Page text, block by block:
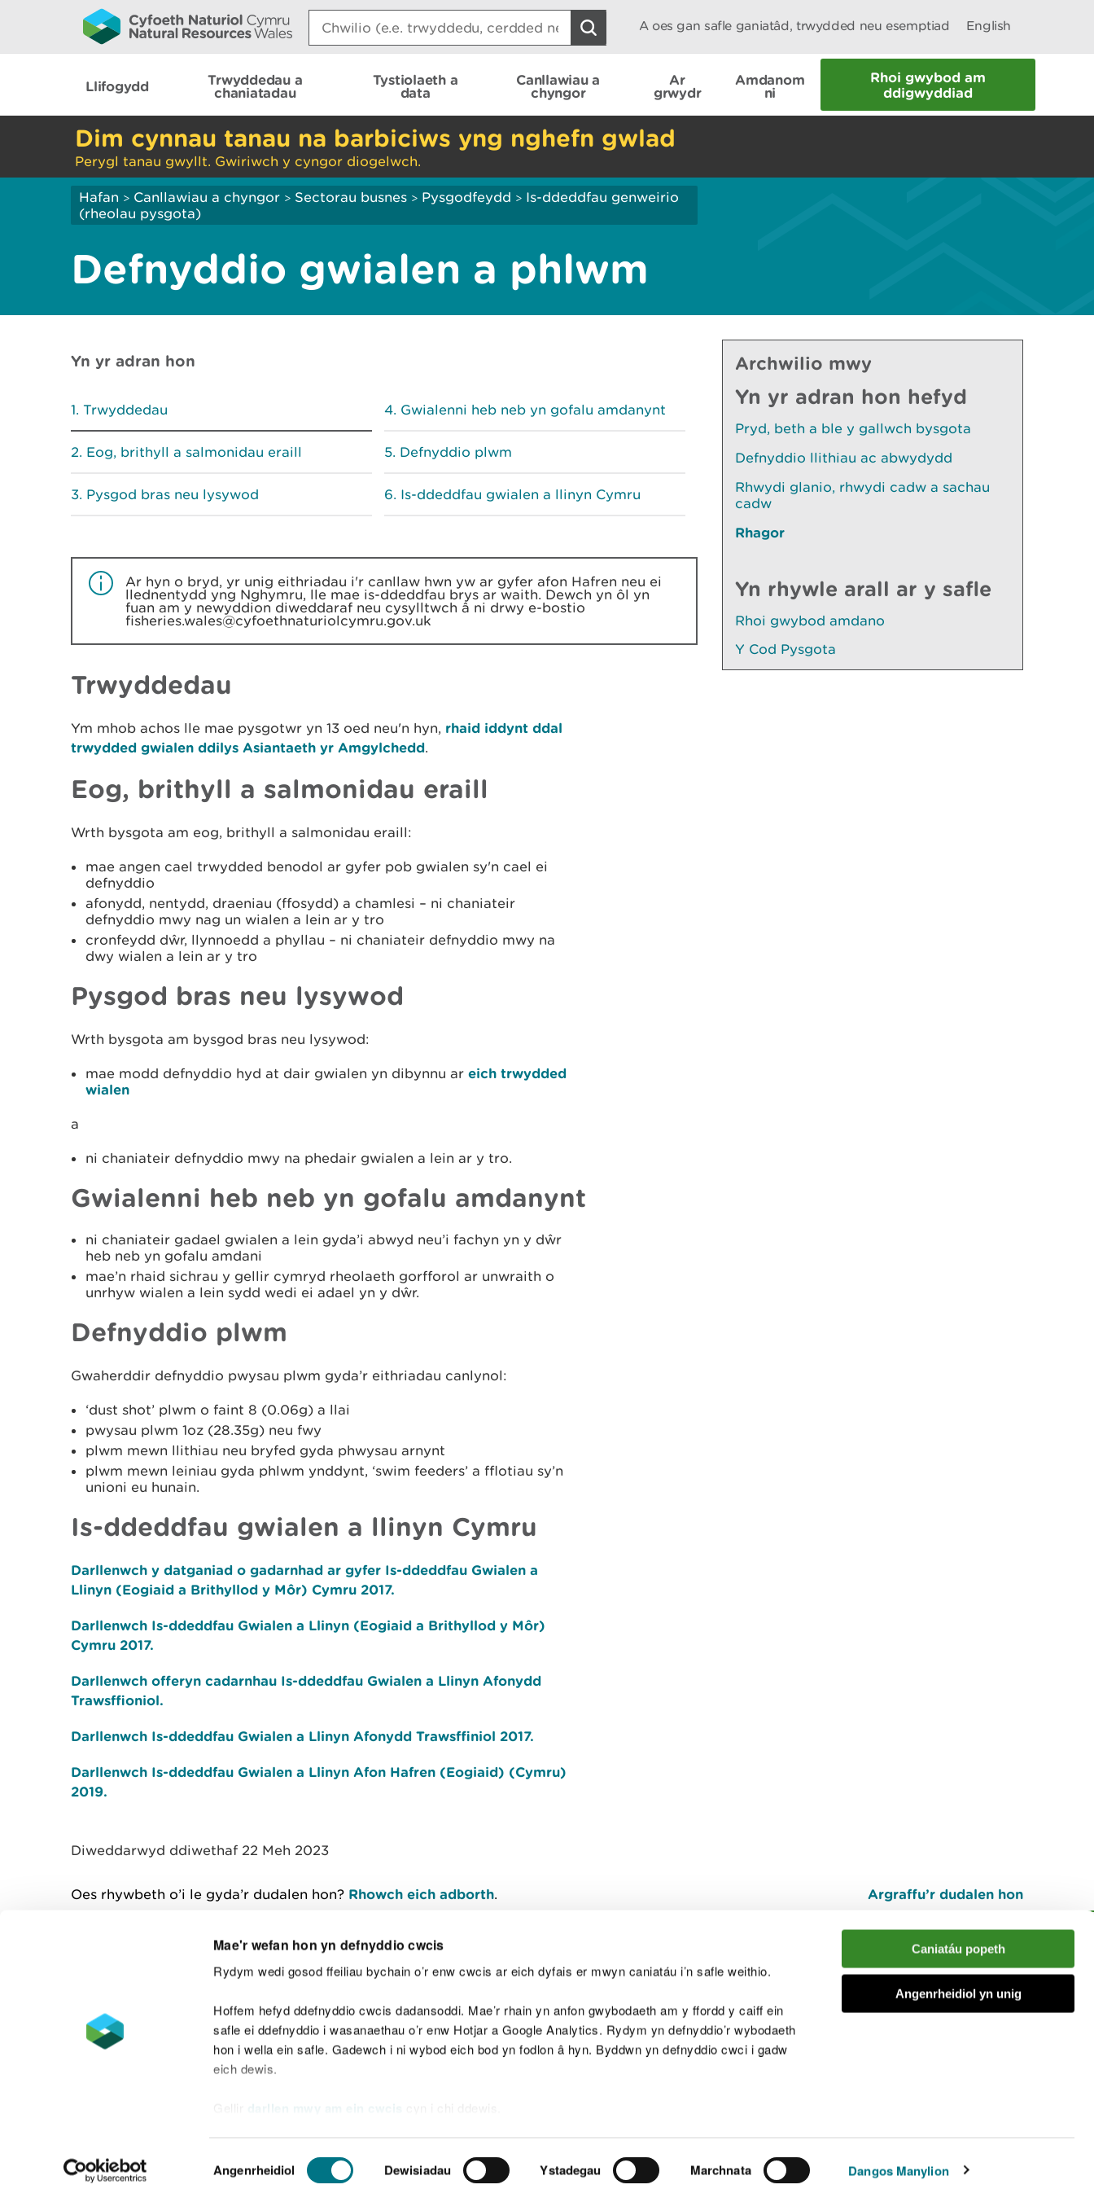
Mae'r wefan hon yn defnyddio cwcis
Rydym wedi gosod ffeiliau bychain o’r enw cwcis ar eich dyfais er mwyn caniatáu i’n safle weithio.
Hoffem hefyd ddefnyddio cwcis dadansoddi. Mae’r rhain yn anfon gwybodaeth am y ffordd y caiff ein
safle ei ddefnyddio i wasanaethau o’r enw Hotjar a Google Analytics. Rydym yn defnyddio’r wybodaeth
hon i wella ein safle. Gadewch i ni wybod eich bod yn fodlon â hyn. Byddwn yn defnyddio cwci i gadw
eich dewis.
darllen mwy am ein cwcis
Caniatâd
Angenrheidiol Dewisiadau Ystadegau Marchnata Dangos Manylion
Caniatáu popeth
Angenrheidiol yn unig
Search:
A oes gan safle ganiatâd, trwydded neu esemptiad English
Llifogydd
Trwyddedau a
chaniatadau
Tystiolaeth a
data
Canllawiau a
chyngor
Ar
grwydr
Amdanom
ni
Rhoi gwybod am
ddigwyddiad
Dim cynnau tanau na barbiciws yng nghefn gwlad
Perygl tanau gwyllt. Gwiriwch y cyngor diogelwch.
Hafan > Canllawiau a chyngor > Sectorau busnes > Pysgodfeydd > Is-ddeddfau genweirio
(rheolau pysgota)
Defnyddio gwialen a phlwm
Yn yr adran hon
Trwyddedau
Eog, brithyll a salmonidau eraill
Pysgod bras neu lysywod
Gwialenni heb neb yn gofalu amdanynt
Defnyddio plwm
Is-ddeddfau gwialen a llinyn Cymru
Ar hyn o bryd, yr unig eithriadau i'r canllaw hwn yw ar gyfer afon Hafren neu ei
llednentydd yng Nghymru, lle mae is-ddeddfau brys ar waith. Dewch yn ôl yn
fuan am y newyddion diweddaraf neu cysylltwch â ni drwy e-bostio
fisheries.wales@cyfoethnaturiolcymru.gov.uk
Trwyddedau
Ym mhob achos lle mae pysgotwr yn 13 oed neu'n hyn, rhaid iddynt ddal
trwydded gwialen ddilys Asiantaeth yr Amgylchedd.
Eog, brithyll a salmonidau eraill
Wrth bysgota am eog, brithyll a salmonidau eraill:
mae angen cael trwydded benodol ar gyfer pob gwialen sy'n cael ei
defnyddio
afonydd, nentydd, draeniau (ffosydd) a chamlesi – ni chaniateir
defnyddio mwy nag un wialen a lein ar y tro
cronfeydd dŵr, llynnoedd a phyllau – ni chaniateir defnyddio mwy na
dwy wialen a lein ar y tro
Pysgod bras neu lysywod
Wrth bysgota am bysgod bras neu lysywod:
mae modd defnyddio hyd at dair gwialen yn dibynnu ar eich trwydded
wialen
a
ni chaniateir defnyddio mwy na phedair gwialen a lein ar y tro.
Gwialenni heb neb yn gofalu amdanynt
ni chaniateir gadael gwialen a lein gyda’i abwyd neu’i fachyn yn y dŵr
heb neb yn gofalu amdani
mae’n rhaid sichrau y gellir cymryd rheolaeth gorfforol ar unwraith o
unrhyw wialen a lein sydd wedi ei adael yn y dŵr.
Defnyddio plwm
Gwaherddir defnyddio pwysau plwm gyda’r eithriadau canlynol:
‘dust shot’ plwm o faint 8 (0.06g) a llai
pwysau plwm 1oz (28.35g) neu fwy
plwm mewn llithiau neu bryfed gyda phwysau arnynt
plwm mewn leiniau gyda phlwm ynddynt, ‘swim feeders’ a fflotiau sy’n
unioni eu hunain.
Is-ddeddfau gwialen a llinyn Cymru
Darllenwch y datganiad o gadarnhad ar gyfer Is-ddeddfau Gwialen a
Llinyn (Eogiaid a Brithyllod y Môr) Cymru 2017.
Darllenwch Is-ddeddfau Gwialen a Llinyn (Eogiaid a Brithyllod y Môr)
Cymru 2017.
Darllenwch offeryn cadarnhau Is-ddeddfau Gwialen a Llinyn Afonydd
Trawsffioniol.
Darllenwch Is-ddeddfau Gwialen a Llinyn Afonydd Trawsffiniol 2017.
Darllenwch Is-ddeddfau Gwialen a Llinyn Afon Hafren (Eogiaid) (Cymru)
2019.
Archwilio mwy
Yn yr adran hon hefyd
Pryd, beth a ble y gallwch bysgota
Defnyddio llithiau ac abwydydd
Rhwydi glanio, rhwydi cadw a sachau
cadw
Rhagor
Yn rhywle arall ar y safle
Rhoi gwybod amdano
Y Cod Pysgota
Diweddarwyd ddiwethaf 22 Meh 2023
Oes rhywbeth o’i le gyda’r dudalen hon? Rhowch eich adborth. Argraffu’r dudalen hon
I fyny
Datganiad hygyrchedd Safonau'r Gymraeg
Datganiad caethwasiaeth fodern
© Cyfoeth Naturiol Cymru